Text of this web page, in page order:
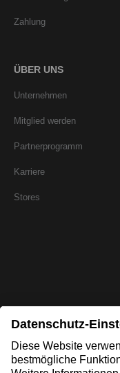
Zahlung
ÜBER UNS
Unternehmen
Mitglied werden
Partnerprogramm
Karriere
Stores